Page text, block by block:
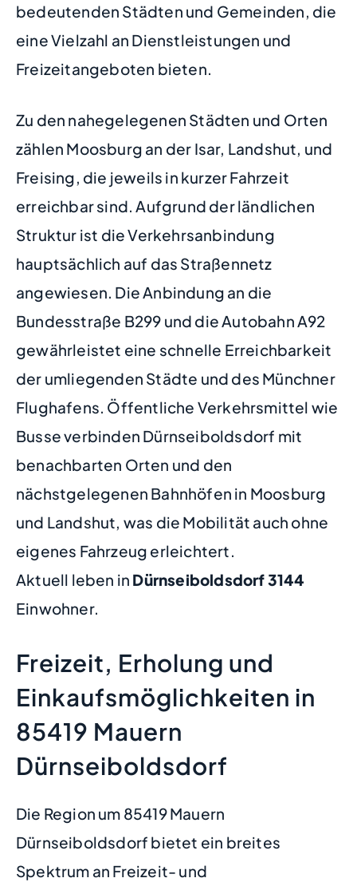
bedeutenden Städten und Gemeinden, die
eine Vielzahl an Dienstleistungen und
Freizeitangeboten bieten.
Zu den nahegelegenen Städten und Orten
zählen Moosburg an der Isar, Landshut, und
Freising, die jeweils in kurzer Fahrzeit
erreichbar sind. Aufgrund der ländlichen
Struktur ist die Verkehrsanbindung
hauptsächlich auf das Straßennetz
angewiesen. Die Anbindung an die
Bundesstraße B299 und die Autobahn A92
gewährleistet eine schnelle Erreichbarkeit
der umliegenden Städte und des Münchner
Flughafens. Öffentliche Verkehrsmittel wie
Busse verbinden Dürnseiboldsdorf mit
benachbarten Orten und den
nächstgelegenen Bahnhöfen in Moosburg
und Landshut, was die Mobilität auch ohne
eigenes Fahrzeug erleichtert.
Aktuell leben in Dürnseiboldsdorf3144
Einwohner.
Freizeit, Erholung und
Einkaufsmöglichkeiten in
85419 Mauern
Dürnseiboldsdorf
Die Region um 85419 Mauern
Dürnseiboldsdorf bietet ein breites
Spektrum an Freizeit- und